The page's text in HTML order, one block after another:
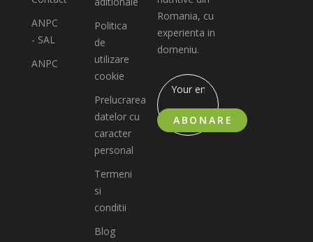
ANPC
- SAL
ANPC
Politica
de
utilizare
cookie
Prelucrarea
datelor cu
caracter
personal
Termeni
si
conditii
Blog
Romania, cu
experienta in
domeniu.
ABONARE